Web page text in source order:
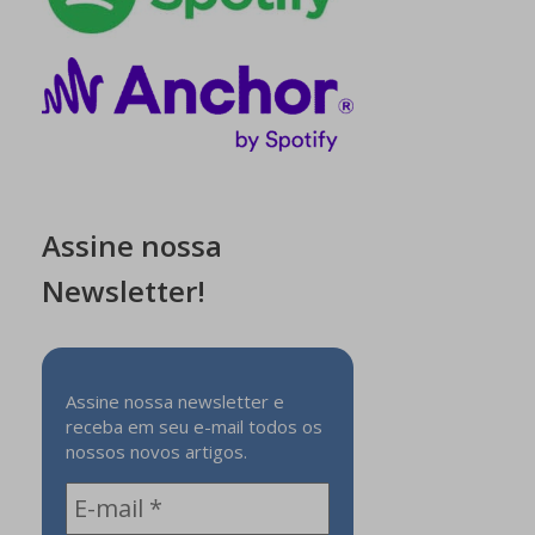
Assine nossa
Newsletter!
Assine nossa newsletter e
receba em seu e-mail todos os
nossos novos artigos.